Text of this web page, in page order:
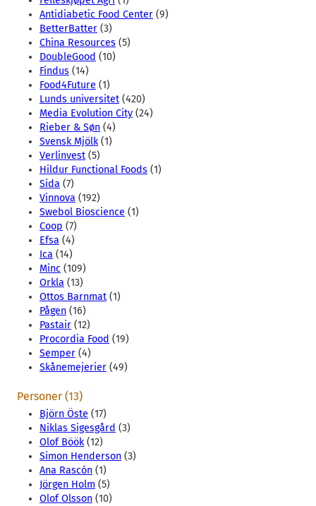
Antidiabetic Food Center (9)
BetterBatter (3)
China Resources (5)
DoubleGood (10)
Findus (14)
Food4Future (1)
Lunds universitet (420)
Media Evolution City (24)
Rieber & Søn (4)
Svensk Mjölk(1)
Verlinvest (5)
Hildur Functional Foods (1)
Sida (7)
Vinnova (192)
Swebol Bioscience (1)
Coop (7)
Efsa (4)
Ica (14)
Minc (109)
Orkla (13)
Ottos Barnmat (1)
Pågen (16)
Pastair (12)
Procordia Food (19)
Semper (4)
Skånemejerier (49)
Personer (13)
Björn Öste (17)
Niklas Sigesgård (3)
Olof Böök(12)
Simon Henderson (3)
Ana Rascón (1)
Jörgen Holm (5)
Olof Olsson (10)